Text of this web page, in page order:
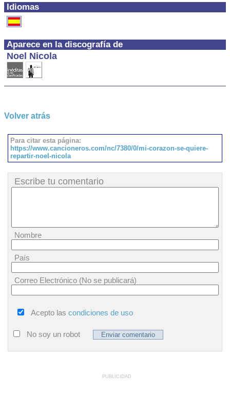
Idiomas
Aparece en la discografía de
Noel Nicola
Volver atrás
Para citar esta página:
https://www.cancioneros.com/nc/7380/0/mi-corazon-se-quiere-
repartir-noel-nicola
Escribe tu comentario
Nombre
País
Correo Electrónico (No se publicará)
Acepto las condiciones de uso
No soy un robot
PUBLICIDAD